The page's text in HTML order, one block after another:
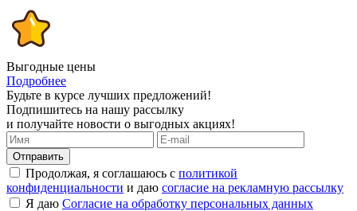
Выгодные цены
Подробнее
Будьте в курсе лучших предложений!
Подпишитесь на нашу рассылку
и получайте новости о выгодных акциях!
Продолжая, я соглашаюсь с политикой
конфиденциальности и даю согласие на рекламную рассылку
Я даю Согласие на обработку персональных данных